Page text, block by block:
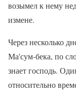
возымел к нему
измене.
Через несколько
Ма'сум-бека, по
знает господь.
относительно